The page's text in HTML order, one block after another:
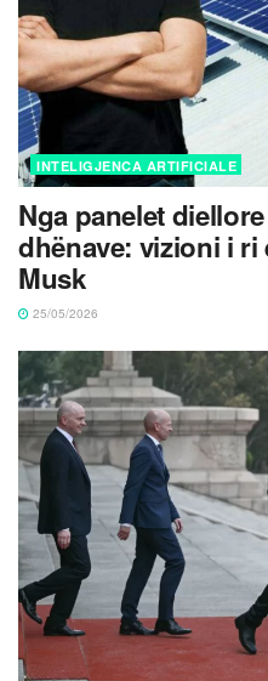
INTELIGJENCA ARTIFICIALE
Nga panelet
dhënave: vizioni i ri
Musk
25/05/2026